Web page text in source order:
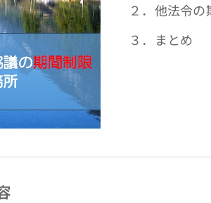
２．他法令の
３．まとめ